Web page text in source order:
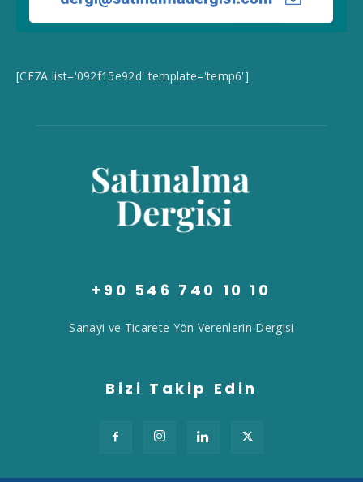
[CF7A list='092f15e92d' template='temp6']
+90 546 740 10 10
Sanayi ve Ticarete Yön Verenlerin Dergisi
Bizi Takip Edin